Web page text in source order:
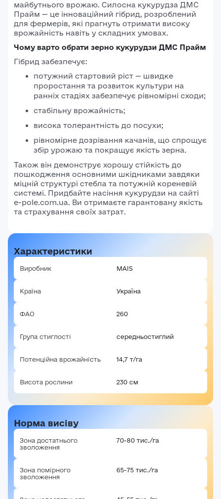
майбутнього врожаю. Силосна кукурудза ДМС
Прайм — це інноваційний гібрид, розроблений
для фермерів, які прагнуть отримати високу
врожайність навіть у складних умовах.
Чому варто обрати зерно кукурудзи ДМС Прайм
Гібрид забезпечує:
потужний стартовий ріст — швидке
проростання та розвиток культури на
ранніх стадіях забезпечує рівномірні сходи;
стабільну врожайність;
висока толерантність до посухи;
рівномірне дозрівання качанів, що спрощує
збір урожаю та покращує якість зерна.
Також він демонструє хорошу стійкість до
пошкодження основними шкідниками завдяки
міцній структурі стебла та потужній кореневій
системі. Придбайте насіння кукурудзи на сайті
e-pole.com.ua. Ви отримаєте гарантовану якість
та страхування своїх затрат.
Характеристики
Виробник MAIS
Країна Україна
ФАО 260
Група стиглості середньостиглий
Потенційна врожайність 14,7 т/га
Висота рослини 230 см
Норма висіву
Зона достатнього
зволоження
70-80 тис./га
Зона помірного
зволоження
65-75 тис./га